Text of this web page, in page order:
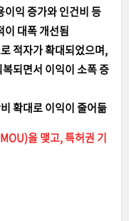
이익 증가와 인건비 등
이 대폭 개선됨
적자가 확대되었으며,
되면서 이익이 소폭 증
확대로 이익이 줄어듦
을 맺고, 특허권 기